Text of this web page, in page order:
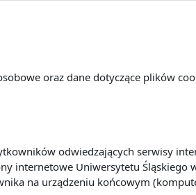
oraz dane dotyczące plików
odwiedzających serwisy
Uniwersytetu Śląskiego
na urządzeniu końcowym